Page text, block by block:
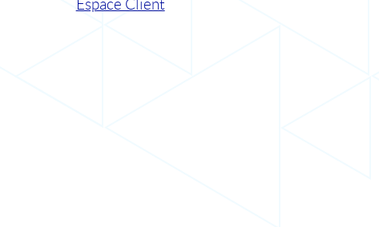
Espace Client